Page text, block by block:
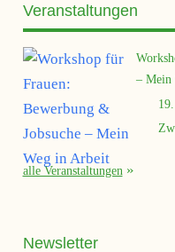
Veranstaltungen
– Mein
alle Veranstaltungen
Newsletter